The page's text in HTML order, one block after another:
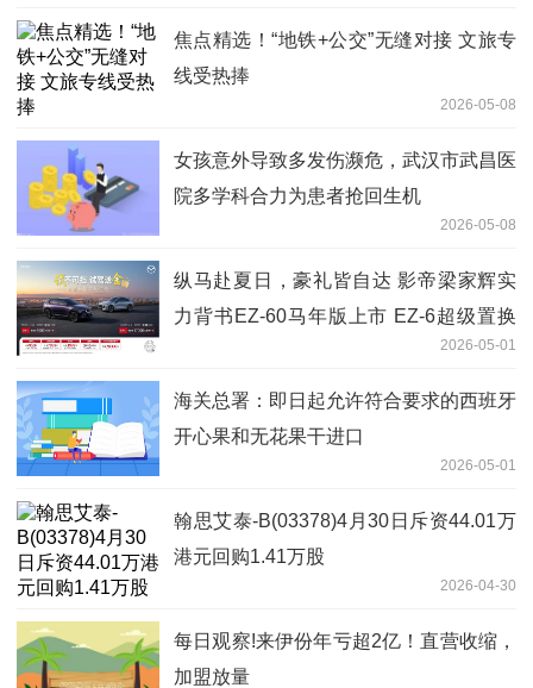
焦点精选！“地铁+公交”无缝对接 文旅专
线受热捧
2026-05-08
女孩意外导致多发伤濒危，武汉市武昌医
院多学科合力为患者抢回生机
2026-05-08
纵马赴夏日，豪礼皆自达 影帝梁家辉实
力背书EZ-60马年版上市 EZ-6超级置换
2026-05-01
海关总署：即日起允许符合要求的西班牙
开心果和无花果干进口
2026-05-01
翰思艾泰-B(03378)4月30日斥资44.01万
港元回购1.41万股
2026-04-30
每日观察!来伊份年亏超2亿！直营收缩，
加盟放量